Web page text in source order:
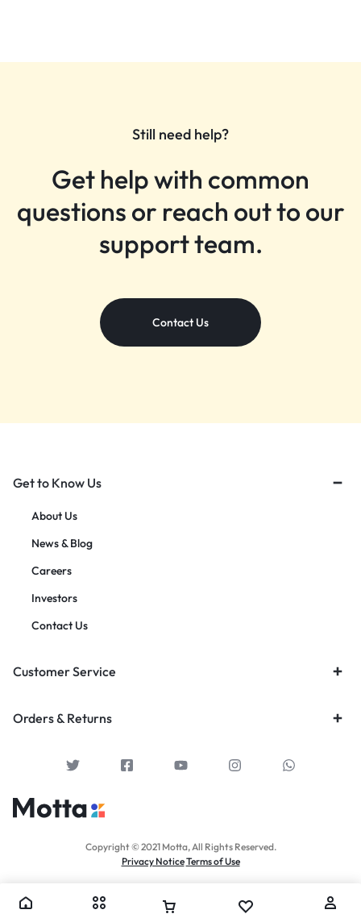
Still need help?
Get help with common
questions or reach out to our
support team.
Contact Us
Get to Know Us
About Us
News & Blog
Careers
Investors
Contact Us
Customer Service
Orders & Returns
Copyright © 2021 Motta, All Rights Reserved.
Privacy NoticeTerms of Use